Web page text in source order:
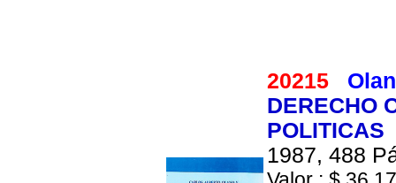
20215
DERECHO
POLITICAS
1987, 488